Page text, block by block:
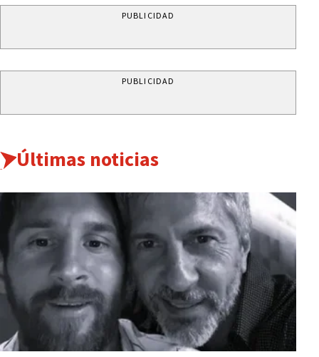
PUBLICIDAD
PUBLICIDAD
Últimas noticias